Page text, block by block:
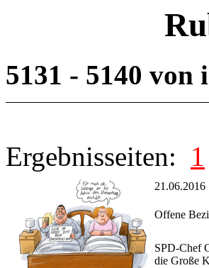
5131 - 5140 von
Ergebnisseiten: 1
21.06.2016
Offene
SPD-Chef
die Große